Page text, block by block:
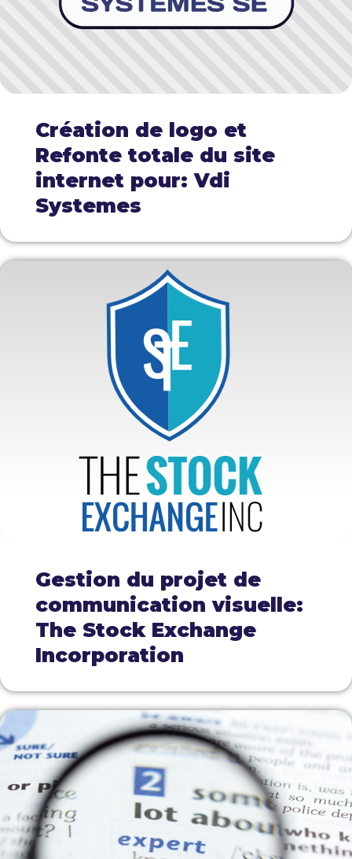
Création de logo et
Refonte totale du site
internet pour: Vdi
Systemes
Gestion du projet de
communication visuelle:
The Stock Exchange
Incorporation